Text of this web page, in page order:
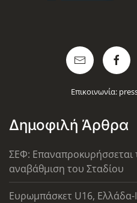
Επικοινωνία:
Δημοφιλή Άρθρα
ΣΕΦ: Επαναπροκυρήσσεται
αναβάθμιση του Σταδίου
Ευρωμπάσκετ U16, Ελλάδα-